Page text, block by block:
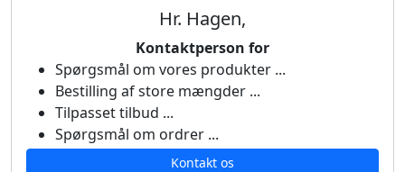
Hr. Hagen,
Kontaktperson for
Spørgsmål om vores produkter ...
Bestilling af store mængder ...
Tilpasset tilbud ...
Spørgsmål om ordrer ...
Kontakt os